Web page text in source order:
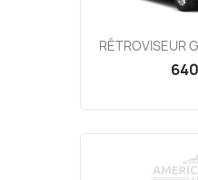
RÉTROVISEUR